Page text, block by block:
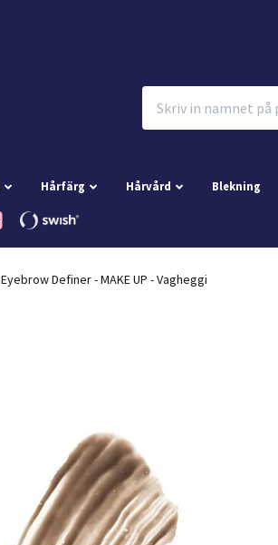
Hårfärg Hårvård Blekning
Eyebrow Definer - MAKE UP - Vagheggi